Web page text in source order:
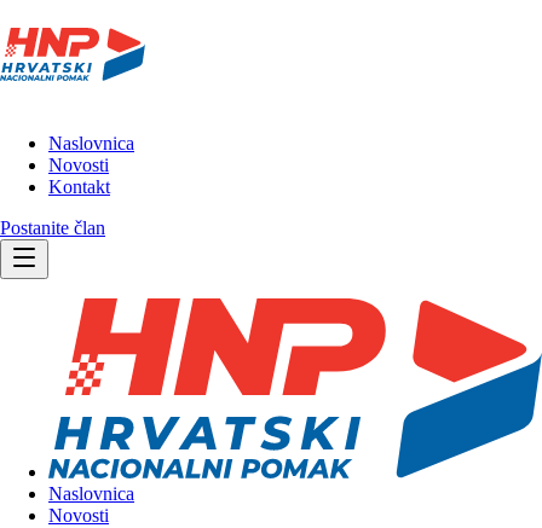
Naslovnica
Novosti
Kontakt
Postanite član
Naslovnica
Novosti